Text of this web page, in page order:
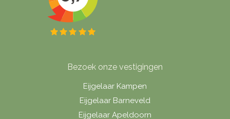
Bezoek onze vestigingen
Eijgelaar Kampen
Eijgelaar Barneveld
Eijgelaar Apeldoorn